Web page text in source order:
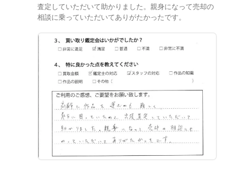
査定していただいて助かりました。親身になって売却の
相談に乗っていただいてありがたかったです。